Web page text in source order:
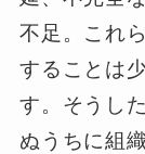
不足。これ
することは
す。そうし
ぬうちに組